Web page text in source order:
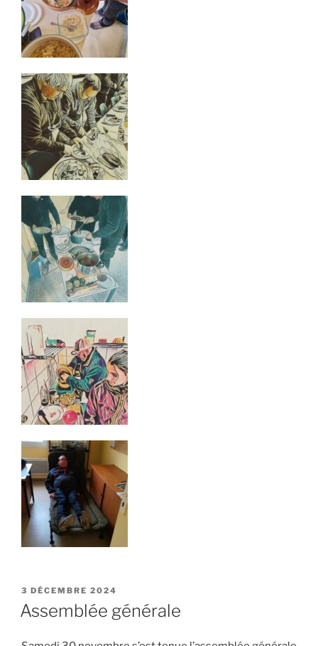
PUBLIÉ
LE
3 DÉCEMBRE 2024
Assemblée générale